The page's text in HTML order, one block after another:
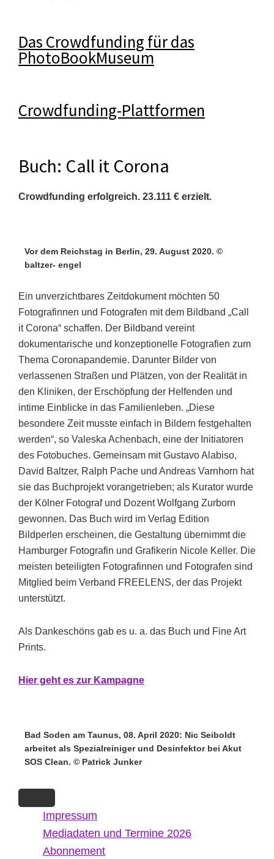
Das Crowdfunding für das
PhotoBookMuseum
Crowdfunding-Plattformen
Buch: Call it Corona
Crowdfunding erfolgreich. 23.111 € erzielt.
Vor dem Reichstag in Berlin, 29. August 2020. ©
baltzer- engel
Ein unverzichtbares Zeitdokument möchten 50
Fotografinnen und Fotografen mit dem Bildband „Call
it Corona“ schaffen. Der Bildband vereint
dokumentarische und konzeptionelle Fotografien zum
Thema Coronapandemie. Darunter Bilder von
verlassenen Straßen und Plätzen, von der Realität in
den Kliniken, der Erschöpfung der Helfenden und
intime Einblicke in das Familienleben. „Diese
besondere Zeit musste einfach in Bildern festgehalten
werden“, so Valeska Achenbach, eine der Initiatoren
des Fotobuches. Gemeinsam mit Gustavo Alabiso,
David Baltzer, Ralph Pache und Andreas Varnhorn hat
sie das Buchprojekt vorangetrieben; als Kurator wurde
der Kölner Fotograf und Dozent Wolfgang Zurborn
gewonnen. Das Buch wird im Verlag Edition
Bildperlen erscheinen, die Gestaltung übernimmt die
Hamburger Fotografin und Grafikerin Nicole Keller. Die
meisten beteiligten Fotografinnen und Fotografen sind
Mitglied beim Verband FREELENS, der das Projekt
unterstützt.
Als Dankeschöns gab es u. a. das Buch und Fine Art
Prints.
Hier geht es zur Kampagne
Bad Soden am Taunus, 08. April 2020: Nic Seiboldt
arbeitet als Spezialreiniger und Desinfektor bei Akut
SOS Clean. © Patrick Junker
Impressum
Mediadaten und Termine 2026
Abonnement